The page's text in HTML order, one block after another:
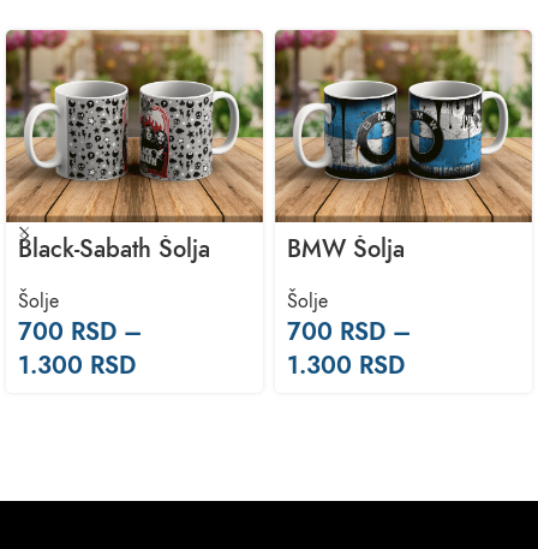
Black-Sabath Šolja
Šolje
700 RSD –
1.300 RSD
BMW Šolja
Šolje
700 RSD –
1.300 RSD